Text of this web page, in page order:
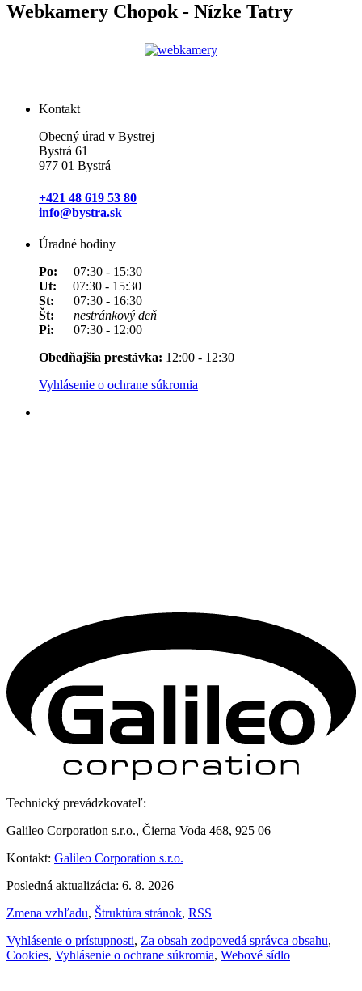
Webkamery Chopok - Nízke Tatry
Kontakt
Obecný úrad v Bystrej
Bystrá 61
977 01 Bystrá
+421 48 619 53 80
info@bystra.sk
Úradné hodiny
Po: 07:30 - 15:30
Ut: 07:30 - 15:30
St: 07:30 - 16:30
Št: nestránkový deň
Pi: 07:30 - 12:00
Obedňajšia prestávka: 12:00 - 12:30
Vyhlásenie o ochrane súkromia
Technický prevádzkovateľ:
Galileo Corporation s.r.o., Čierna Voda 468, 925 06
Kontakt: Galileo Corporation s.r.o.
Posledná aktualizácia: 6. 8. 2026
Zmena vzhľadu, Štruktúra stránok, RSS
Vyhlásenie o prístupnosti, Za obsah zodpovedá správca obsahu,
Cookies, Vyhlásenie o ochrane súkromia, Webové sídlo